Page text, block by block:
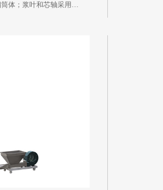
调制器采用双轴差径差速的不锈钢筒体；浆叶和芯轴采用不锈钢材质...